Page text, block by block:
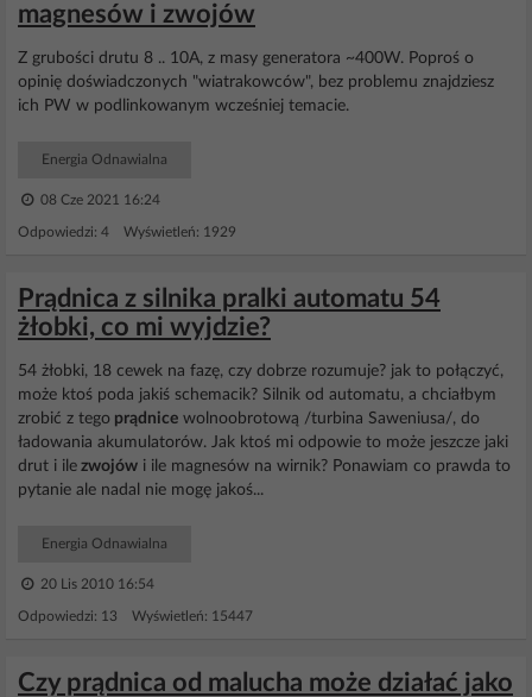
magnesów i zwojów
Z grubości drutu 8 .. 10A, z masy generatora ~400W. Poproś o
opinię doświadczonych "wiatrakowców", bez problemu znajdziesz
ich PW w podlinkowanym wcześniej temacie.
Energia Odnawialna
08 Cze 2021 16:24
Odpowiedzi: 4 Wyświetleń: 1929
Prądnica z silnika pralki automatu 54
żłobki, co mi wyjdzie?
54 żłobki, 18 cewek na fazę, czy dobrze rozumuje? jak to połączyć,
może ktoś poda jakiś schemacik? Silnik od automatu, a chciałbym
zrobić z tego prądnice wolnoobrotową /turbina Saweniusa/, do
ładowania akumulatorów. Jak ktoś mi odpowie to może jeszcze jaki
drut i ile zwojów i ile magnesów na wirnik? Ponawiam co prawda to
pytanie ale nadal nie mogę jakoś...
Energia Odnawialna
20 Lis 2010 16:54
Odpowiedzi: 13 Wyświetleń: 15447
Czy prądnica od malucha może działać jako